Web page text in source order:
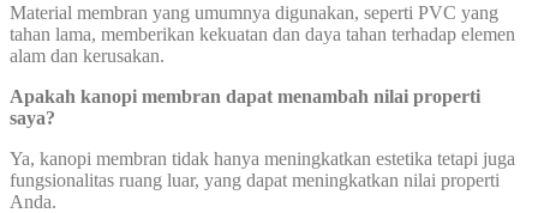
Material membran yang umumnya digunakan, seperti PVC yang
tahan lama, memberikan kekuatan dan daya tahan terhadap elemen
alam dan kerusakan.
Apakah kanopi membran dapat menambah nilai properti
saya?
Ya, kanopi membran tidak hanya meningkatkan estetika tetapi juga
fungsionalitas ruang luar, yang dapat meningkatkan nilai properti
Anda.